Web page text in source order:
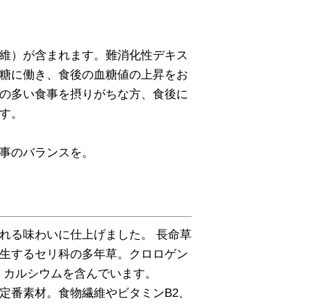
）が含まれます。難消化性デキス
に働き、食後の血糖値の上昇をお
多い食事を摂りがちな方、食後に
。
のバランスを。
る味わいに仕上げました。 長命草
するセリ科の多年草。クロロゲン
ルシウムを含んでいます。
番素材。食物繊維やビタミンB2、